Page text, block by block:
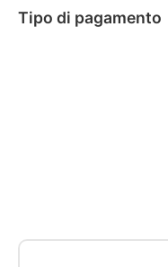
Tipo di pagamento